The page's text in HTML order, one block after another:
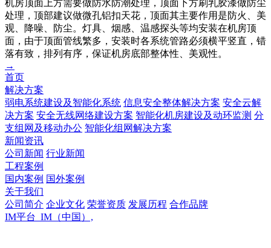
机房顶面上方需要做防水防潮处理，顶面下方刷乳胶漆做防尘
处理，顶部建议做微孔铝扣天花，顶面其主要作用是防火、美
观、降噪、防尘。灯具、烟感、温感探头等均安装在机房顶
面，由于顶面管线繁多，安装时各系统管路必须横平竖直，错
落有致，排列有序，保证机房底部整体性、美观性。
→
首页
解决方案
弱电系统建设及智能化系统 信息安全整体解决方案 安全云解
决方案 安全无线网络建设方案 智能化机房建设及动环监测 分
支组网及移动办公 智能化组网解决方案
新闻资讯
公司新闻 行业新闻
工程案例
国内案例 国外案例
关于我们
公司简介 企业文化 荣誉资质 发展历程 合作品牌
IM平台_IM（中国）,